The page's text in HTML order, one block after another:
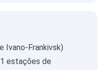
Ivano-Frankivsk)
estações de